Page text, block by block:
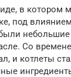
в котором
под
небольшие
Со
и котлеты